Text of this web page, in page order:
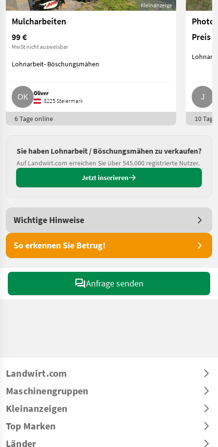
Kleinanzeige
Mulcharbeiten
99 €
MwSt nicht ausweisbar
Lohnarbeit- Böschungsmähen
Oliver
8225 Steiermark
6 Tage online
Preis
10
Sie haben Lohnarbeit / Böschungsmähen zu verkaufen?
Auf Landwirt.com erreichen Sie über 545.000 registrierte Nutzer.
Jetzt inserieren
Wichtige Hinweise
So erkennen Sie Betrug!
Anfrage senden
Landwirt.com
Maschinengruppen
Kleinanzeigen
Top Marken
Länder